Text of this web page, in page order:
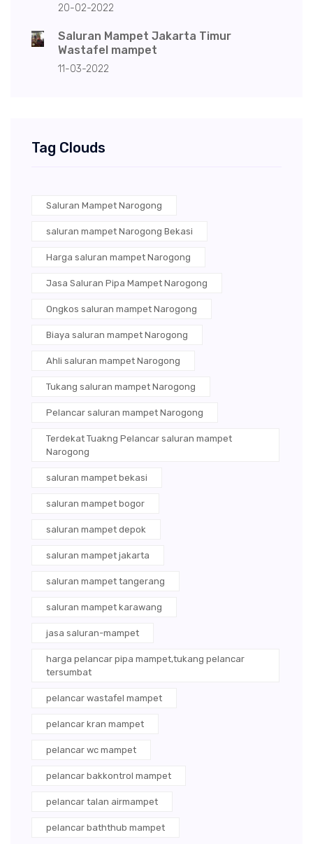
20-02-2022
Saluran Mampet Jakarta Timur
Wastafel mampet
11-03-2022
Tag Clouds
Saluran Mampet Narogong
saluran mampet Narogong Bekasi
Harga saluran mampet Narogong
Jasa Saluran Pipa Mampet Narogong
Ongkos saluran mampet Narogong
Biaya saluran mampet Narogong
Ahli saluran mampet Narogong
Tukang saluran mampet Narogong
Pelancar saluran mampet Narogong
Terdekat Tuakng Pelancar saluran mampet
Narogong
saluran mampet bekasi
saluran mampet bogor
saluran mampet depok
saluran mampet jakarta
saluran mampet tangerang
saluran mampet karawang
jasa saluran-mampet
harga pelancar pipa mampet,tukang pelancar
tersumbat
pelancar wastafel mampet
pelancar kran mampet
pelancar wc mampet
pelancar bakkontrol mampet
pelancar talan airmampet
pelancar baththub mampet